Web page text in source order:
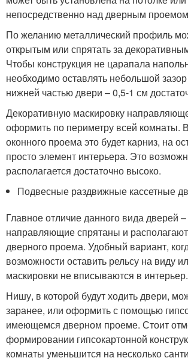
непосредственно над дверным
По желанию металлический профиль
открытым или спрятать за
Чтобы конструкция не царапала
необходимо оставлять небольшой
нижней частью двери – 0,5-1 см
Декоративную маскировку
оформить по периметру всей комнаты.
оконного проема это будет карниз, на
просто элемент интерьера. Это
располагается достаточно высоко.
Подвесные раздвижные кассетные
Главное отличие данного вида дверей –
направляющие спрятаны и
дверного проема. Удобный вариант,
возможности оставить рельсу на виду
маскировки не вписываются в интерьер.
Нишу, в которой будут ходить двери,
заранее, или оформить с помощью
имеющемся дверном проеме. Стоит
формировании гипсокартонной
комнаты уменьшится на несколько